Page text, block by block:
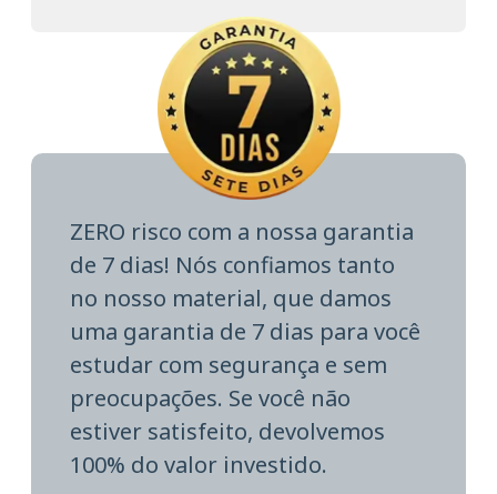
ZERO risco com a nossa garantia
de 7 dias! Nós confiamos tanto
no nosso material, que damos
uma garantia de 7 dias para você
estudar com segurança e sem
preocupações. Se você não
estiver satisfeito, devolvemos
100% do valor investido.